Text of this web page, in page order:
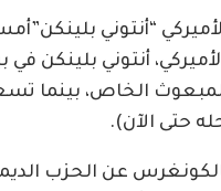
“أنتوني
الأميركي، أنتوني
الخاص، بينما
حتى الآن).